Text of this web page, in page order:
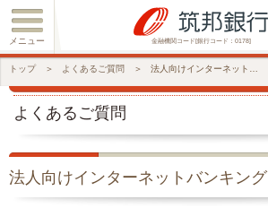
金融機関コード[銀行コード：0178]
メニュー
トップ ＞ よくあるご質問 ＞
よくあるご質問
法人向けインターネットバンキング